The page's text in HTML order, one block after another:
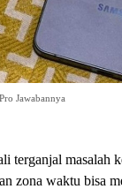
Jawabannya
terganjal masalah
zona waktu bisa